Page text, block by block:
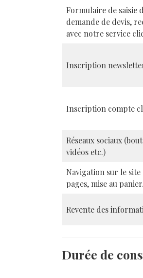
Formulaire de saisie
demande de devis,
avec notre service
Inscription
Inscription compte
Réseaux sociaux
vidéos etc.)
Navigation sur le
pages, mise au
Revente des
Durée de